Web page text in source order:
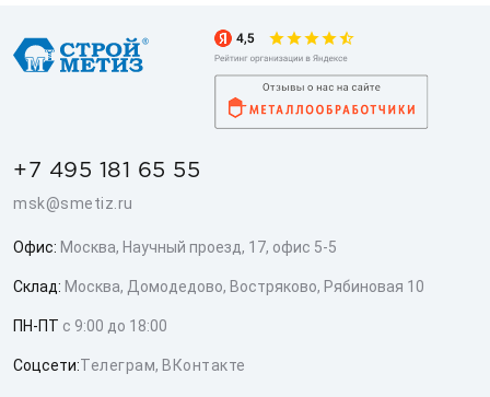
+7 495 181 65 55
msk@smetiz.ru
Офис: Москва, Научный проезд, 17, офис 5-5
Склад: Москва, Домодедово, Востряково, Рябиновая 10
ПН-ПТ с 9:00 до 18:00
Соцсети:Телеграм, ВКонтакте